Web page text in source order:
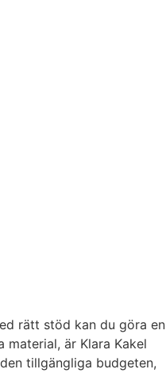
rätt stöd kan du göra en
är Klara Kakel
tillgängliga budgeten,